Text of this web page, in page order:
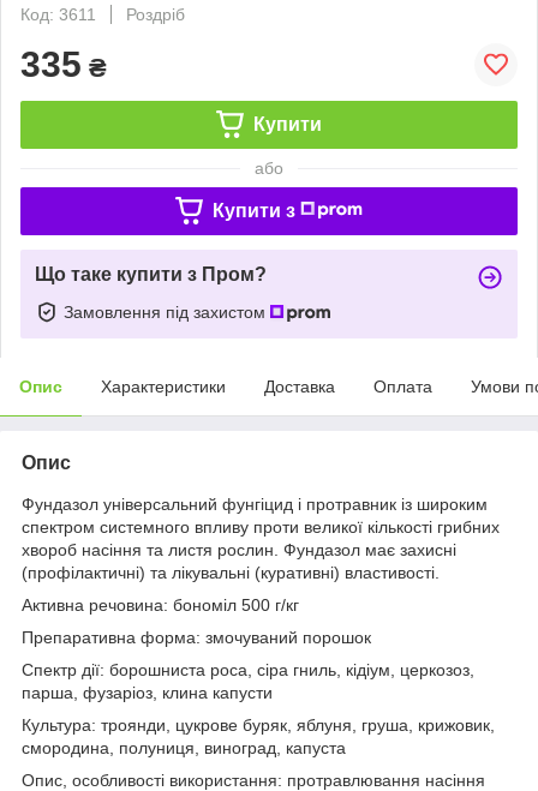
Код: 3611
Роздріб
335 ₴
Купити
або
Купити з
Що таке купити з Пром?
Замовлення під захистом
Опис Характеристики Доставка Оплата Умови
Опис
Фундазол універсальний фунгіцид і протравник із широким
спектром системного впливу проти великої кількості грибних
хвороб насіння та листя рослин. Фундазол має захисні
(профілактичні) та лікувальні (куративні) властивості.
Активна речовина: бономіл 500 г/кг
Препаративна форма: змочуваний порошок
Спектр дії: борошниста роса, сіра гниль, кідіум, церкозоз,
парша, фузаріоз, клина капусти
Культура: троянди, цукрове буряк, яблуня, груша, крижовик,
смородина, полуниця, виноград, капуста
Опис, особливості використання: протравлювання насіння